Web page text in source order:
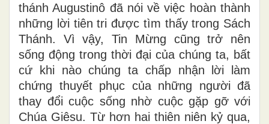
thánh Augustinô đã nói về việc hoàn thành
những lời tiên tri được tìm thấy trong Sách
Thánh. Vì vậy, Tin Mừng cũng trở nên
sống động trong thời đại của chúng ta, bất
cứ khi nào chúng ta chấp nhận lời làm
chứng thuyết phục của những người đã
thay đổi cuộc sống nhờ cuộc gặp gỡ với
Chúa Giêsu. Từ hơn hai thiên niên kỷ qua,